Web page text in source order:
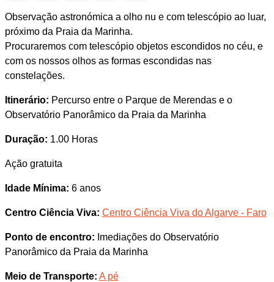
Observação astronómica a olho nu e com telescópio ao luar,
próximo da Praia da Marinha.
Procuraremos com telescópio objetos escondidos no céu, e
com os nossos olhos as formas escondidas nas
constelações.
Itinerário: Percurso entre o Parque de Merendas e o
Observatório Panorâmico da Praia da Marinha
Duração: 1.00 Horas
Ação gratuita
Idade Mínima: 6 anos
Centro Ciência Viva: Centro Ciência Viva do Algarve - Faro
Ponto de encontro: Imediações do Observatório
Panorâmico da Praia da Marinha
Meio de Transporte: A pé